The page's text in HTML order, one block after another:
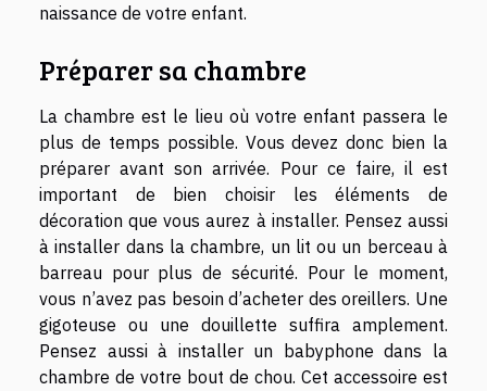
naissance de votre enfant.
Préparer sa chambre
La chambre est le lieu où votre enfant passera le
plus de temps possible. Vous devez donc bien la
préparer avant son arrivée. Pour ce faire, il est
important de bien choisir les éléments de
décoration que vous aurez à installer. Pensez aussi
à installer dans la chambre, un lit ou un berceau à
barreau pour plus de sécurité. Pour le moment,
vous n’avez pas besoin d’acheter des oreillers. Une
gigoteuse ou une douillette suffira amplement.
Pensez aussi à installer un babyphone dans la
chambre de votre bout de chou. Cet accessoire est